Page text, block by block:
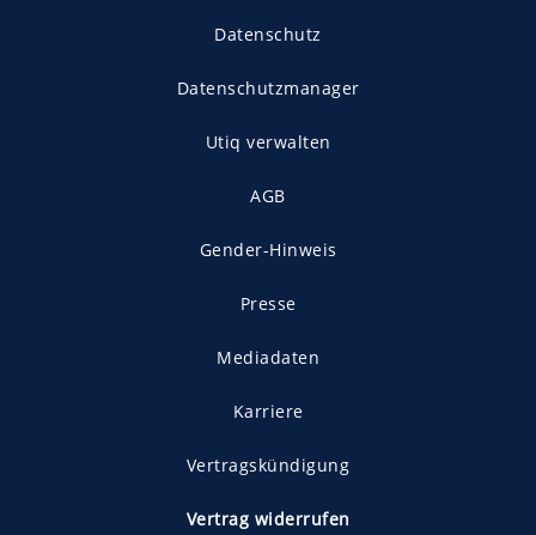
Datenschutz
Datenschutzmanager
Utiq verwalten
AGB
Gender-Hinweis
Presse
Mediadaten
Karriere
Vertragskündigung
Vertrag widerrufen